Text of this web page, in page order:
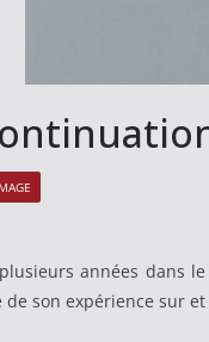
années dans
de son expérience sur